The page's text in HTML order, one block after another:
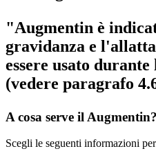
"Augmentin è
gravidanza e
essere usato
(vedere paragrafo
A cosa serve il Augmentin?
Scegli le seguenti informazioni